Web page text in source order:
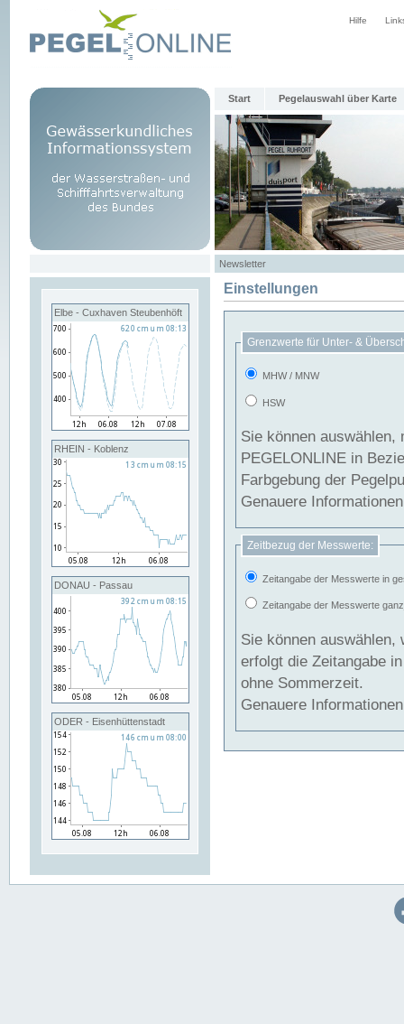
Hilfe
Start Pegelauswahl über Karte
Newsletter
Elbe - Cuxhaven Steubenhöft
RHEIN - Koblenz
DONAU - Passau
ODER - Eisenhüttenstadt
Einstellungen
Grenzwerte für Unter- &
MHW / MNW
HSW
Sie können
PEGELONLINE in Beziehung
Farbgebung der
Genauere
Zeitbezug der Messwerte:
Zeitangabe der Messwerte in
Zeitangabe der Messwerte
Sie können auswählen,
erfolgt die Zeitangabe
ohne Sommerzeit.
Genauere